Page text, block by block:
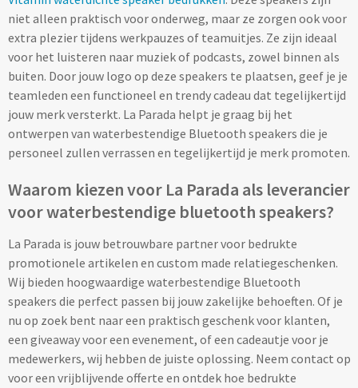
Solar powerbanks bedrukken
USB oplaadstekkers bedrukken
Reisladers & Reisstekkers bedrukken
USB autoladers
Bluetooth oordopjes bedrukken
Bedrade audio oordopjes bedrukken
Bluetooth hoofdtelefoons bedrukken
Bedrade hoofdtelefoons bedrukken
Bluetooth speakers bedrukken
niet alleen praktisch voor onderweg, maar ze zorgen ook voor
extra plezier tijdens werkpauzes of teamuitjes. Ze zijn ideaal
voor het luisteren naar muziek of podcasts, zowel binnen als
buiten. Door jouw logo op deze speakers te plaatsen, geef je je
teamleden een functioneel en trendy cadeau dat tegelijkertijd
jouw merk versterkt. La Parada helpt je graag bij het
ontwerpen van waterbestendige Bluetooth speakers die je
personeel zullen verrassen en tegelijkertijd je merk promoten.
Waarom kiezen voor La Parada als leverancier
voor waterbestendige bluetooth speakers?
La Parada is jouw betrouwbare partner voor bedrukte
promotionele artikelen en custom made relatiegeschenken.
Wij bieden hoogwaardige waterbestendige Bluetooth
speakers die perfect passen bij jouw zakelijke behoeften. Of je
nu op zoek bent naar een praktisch geschenk voor klanten,
een giveaway voor een evenement, of een cadeautje voor je
medewerkers, wij hebben de juiste oplossing. Neem contact op
voor een vrijblijvende offerte en ontdek hoe bedrukte